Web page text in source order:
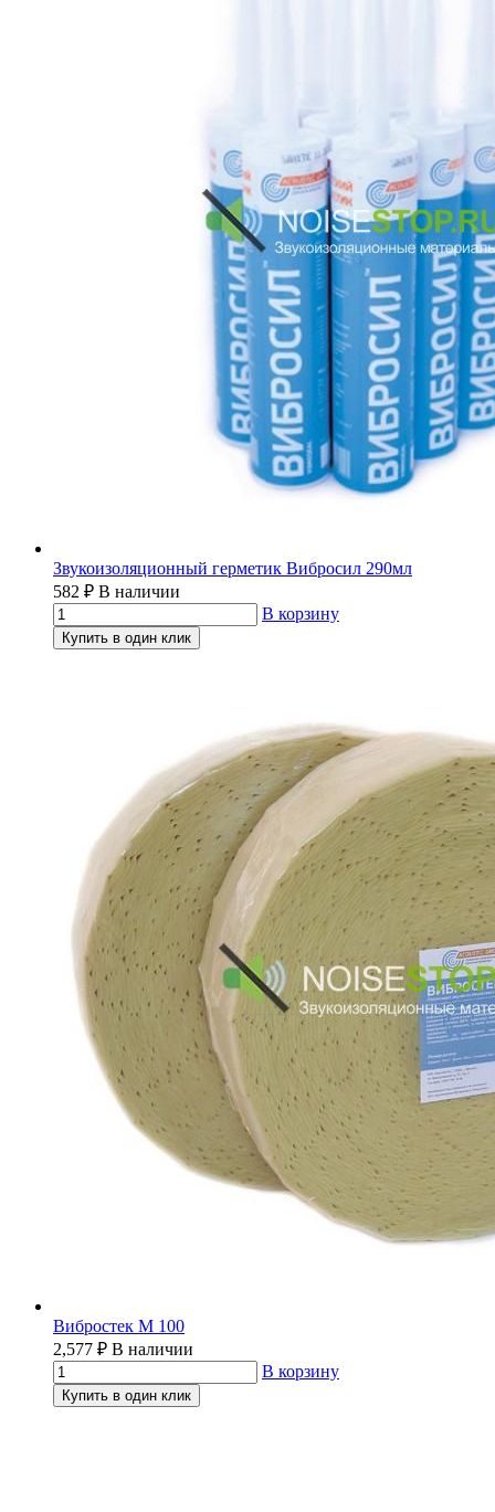
Звукоизоляционный герметик Вибросил 290мл
582 ₽ В наличии
В корзину
Купить в один клик
Вибростек М 100
2,577 ₽ В наличии
В корзину
Купить в один клик